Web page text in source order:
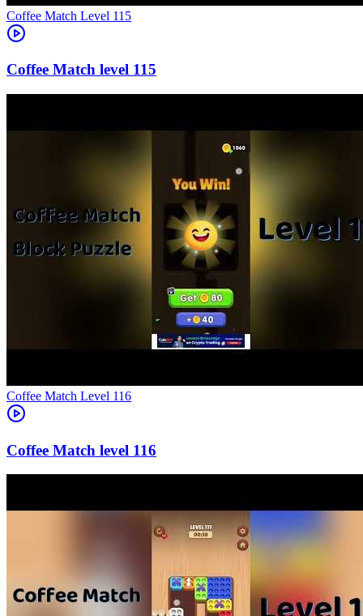
Level 115
115
Level 116
116